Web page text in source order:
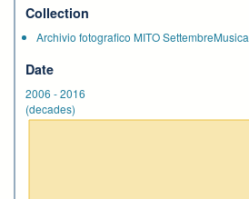
Collection
Archivio fotografico MITO SettembreMusica
Date
2006 -2016
(decades)